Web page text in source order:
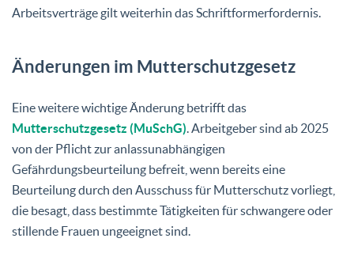
Arbeitsverträge gilt weiterhin das Schriftformerfordernis.
Änderungen im Mutterschutzgesetz
Eine weitere wichtige Änderung betrifft das
Mutterschutzgesetz (MuSchG). Arbeitgeber sind ab 2025
von der Pflicht zur anlassunabhängigen
Gefährdungsbeurteilung befreit, wenn bereits eine
Beurteilung durch den Ausschuss für Mutterschutz vorliegt,
die besagt, dass bestimmte Tätigkeiten für schwangere oder
stillende Frauen ungeeignet sind.